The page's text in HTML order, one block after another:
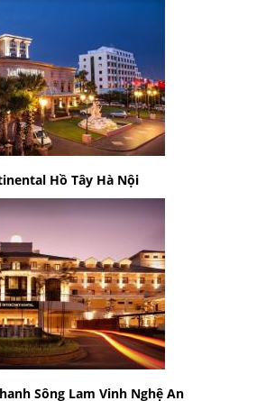
Hồ Tây Hà Nội
Sông Lam Vinh Nghệ An